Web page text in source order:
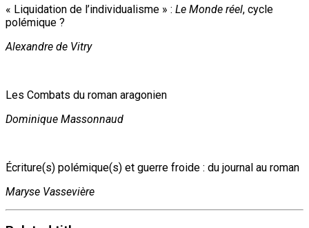
« Liquidation de l’individualisme » : Le Monde réel, cycle
polémique ?
Alexandre de Vitry
Les Combats du roman aragonien
Dominique Massonnaud
Écriture(s) polémique(s) et guerre froide : du journal au roman
Maryse Vassevière